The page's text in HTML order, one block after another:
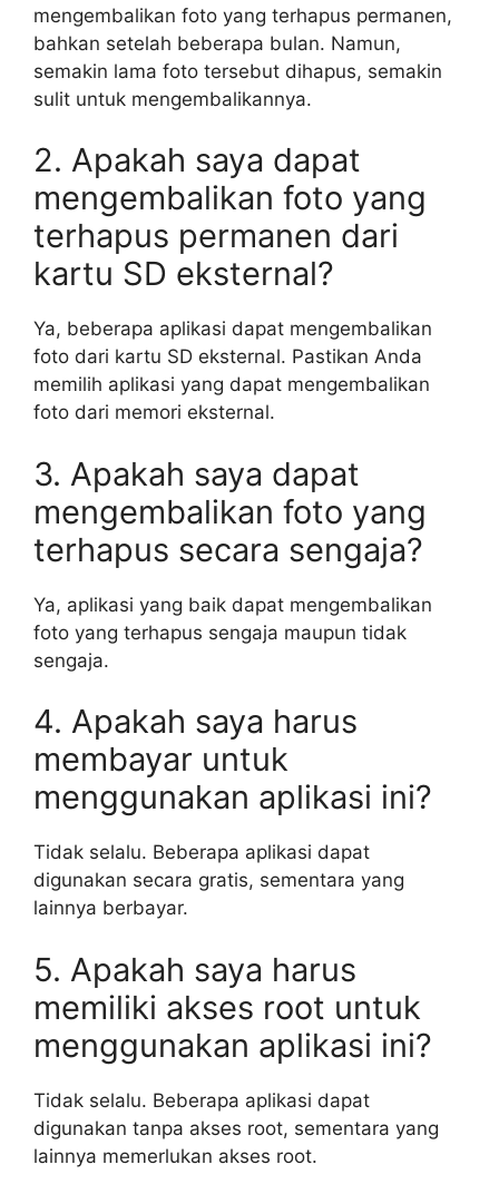
mengembalikan foto yang terhapus permanen,
bahkan setelah beberapa bulan. Namun,
semakin lama foto tersebut dihapus, semakin
sulit untuk mengembalikannya.
2. Apakah saya dapat
mengembalikan foto yang
terhapus permanen dari
kartu SD eksternal?
Ya, beberapa aplikasi dapat mengembalikan
foto dari kartu SD eksternal. Pastikan Anda
memilih aplikasi yang dapat mengembalikan
foto dari memori eksternal.
3. Apakah saya dapat
mengembalikan foto yang
terhapus secara sengaja?
Ya, aplikasi yang baik dapat mengembalikan
foto yang terhapus sengaja maupun tidak
sengaja.
4. Apakah saya harus
membayar untuk
menggunakan aplikasi ini?
Tidak selalu. Beberapa aplikasi dapat
digunakan secara gratis, sementara yang
lainnya berbayar.
5. Apakah saya harus
memiliki akses root untuk
menggunakan aplikasi ini?
Tidak selalu. Beberapa aplikasi dapat
digunakan tanpa akses root, sementara yang
lainnya memerlukan akses root.